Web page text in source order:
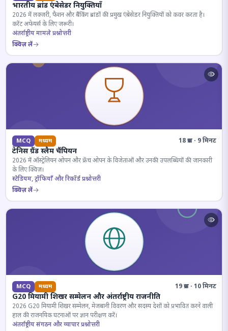
भारतीय ब्रांड एंबेसेडर नियुक्तियाँ
2026 में लक्जरी, फैशन और बैंकिंग ब्रांडों की प्रमुख एंबेसेडर नियुक्तियों को कवर करता है।
करेंट अफेयर्स के लिए जरूरी।
अंतर्राष्ट्रीय मामले प्रश्नोत्तरी
क्विज़ लें
MCQ मध्यम 18 प्रश्न · 9 मिनट
टेनिस ग्रैंड स्लैम चैंपियन
2026 में ऑस्ट्रेलियन ओपन और फ्रेंच ओपन के विजेताओं और उनकी उपलब्धियों की जानकारी
के लिए क्विज़।
स्टेडियम, ट्रॉफियाँ और रिकॉर्ड प्रश्नोत्तरी
क्विज़ लें
MCQ मध्यम 19 प्रश्न · 10 मिनट
G20 मियामी शिखर सम्मेलन और अंतर्राष्ट्रीय राजनीति
2026 G20 मियामी शिखर सम्मेलन, मेजबानी विवरण और सदस्य देशों को प्रभावित करने वाली
हाल की राजनयिक घटनाओं पर ज्ञान परीक्षण करें।
अंतर्राष्ट्रीय संगठन और व्यापार प्रश्नोत्तरी